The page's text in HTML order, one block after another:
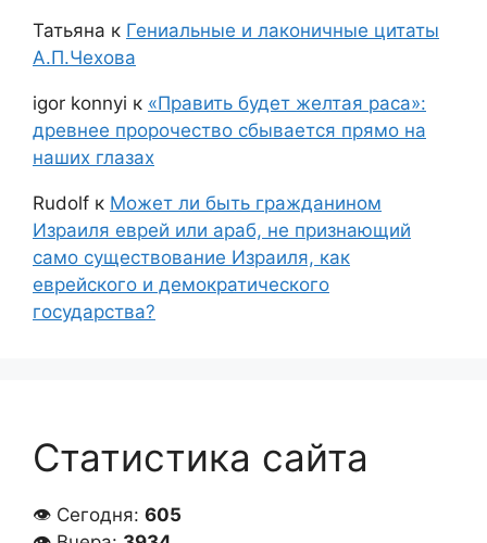
Татьяна к Гениальные и лаконичные цитаты
А.П.Чехова
igor konnyi к «Править будет желтая раса»:
древнее пророчество сбывается прямо на
наших глазах
Rudolf к Может ли быть гражданином
Израиля еврей или араб, не признающий
само существование Израиля, как
еврейского и демократического
государства?
Статистика сайта
👁 Сегодня: 605